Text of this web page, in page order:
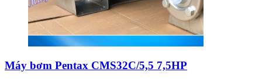
Máy bơm Pentax CMS32C/5,5 7,5HP